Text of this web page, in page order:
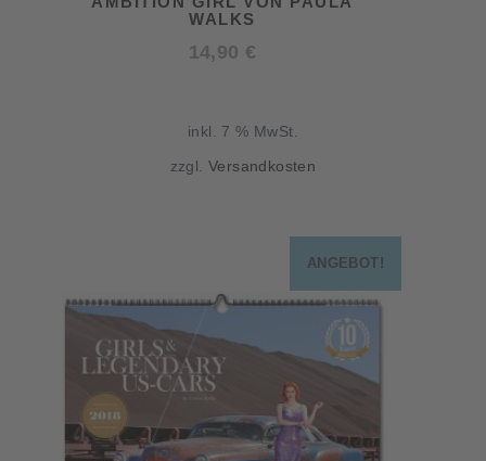
WALKS
14,90 €
inkl. 7 % MwSt.
zzgl.Versandkosten
ANGEBOT!